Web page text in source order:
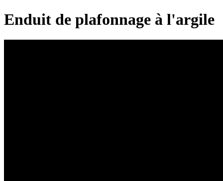
Enduit de plafonnage à l'argile